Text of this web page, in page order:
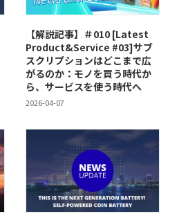
【解説記事】＃010 [Latest
Product&Service #03]サブ
スクリプションはどこまで広
がるのか：モノを買う時代か
ら、サービスを使う時代へ
2026-04-07